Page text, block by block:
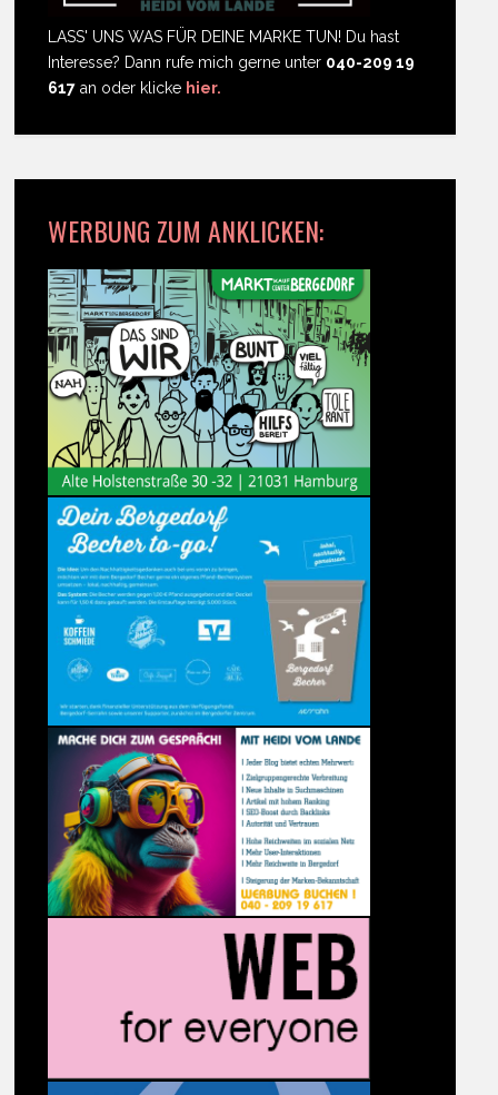
LASS' UNS WAS FÜR DEINE MARKE TUN! Du hast
Interesse? Dann rufe mich gerne unter 040-209 19
617 an oder klicke hier.
WERBUNG ZUM ANKLICKEN: